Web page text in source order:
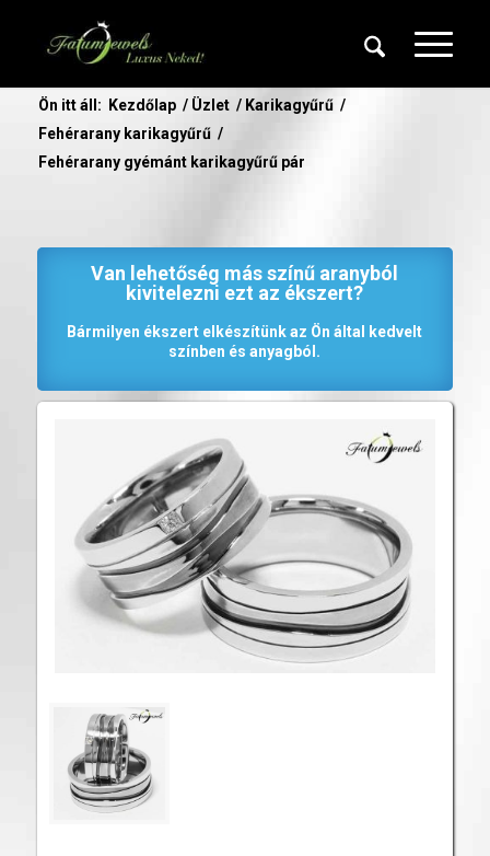
Ön itt áll: Kezdőlap / Üzlet / Karikagyűrű /
Fehérarany karikagyűrű /
Fehérarany gyémánt karikagyűrű pár
Van lehetőség más színű aranyból
kivitelezni ezt az ékszert?
Bármilyen ékszert elkészítünk az Ön által kedvelt
színben és anyagból.